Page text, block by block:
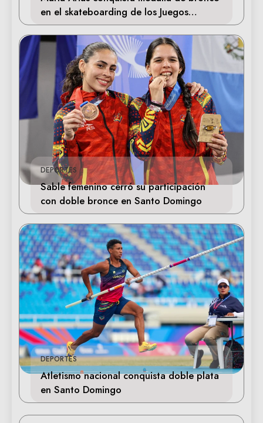
en el skateboarding de los Juegos
Centroamericanos
DEPORTES
Sable femenino cerró su participación
con doble bronce en Santo Domingo
DEPORTES
Atletismo nacional conquista doble plata
en Santo Domingo